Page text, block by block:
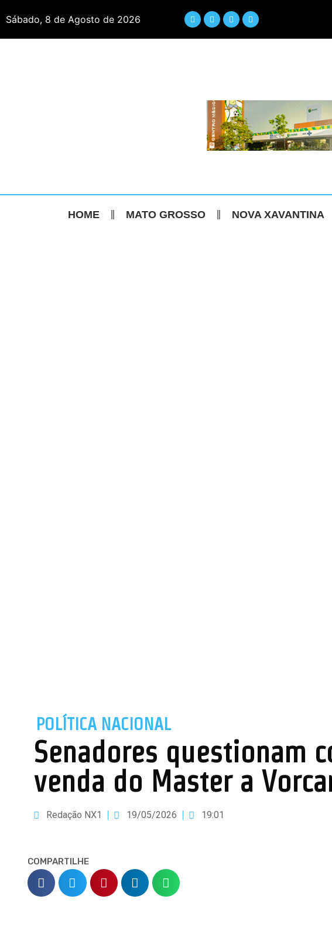
Sábado, 8 de Agosto de 2026
HOME MATO GROSSO NOVA XAVANTINA
POLÍTICA NACIONAL
Senadores questionam
venda do Master a
Redação NX1 19/05/2026 19:01
COMPARTILHE